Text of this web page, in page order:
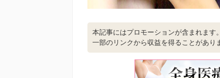
本記事にはプロモーションが含まれます
一部のリンクから収益を得ることがあ